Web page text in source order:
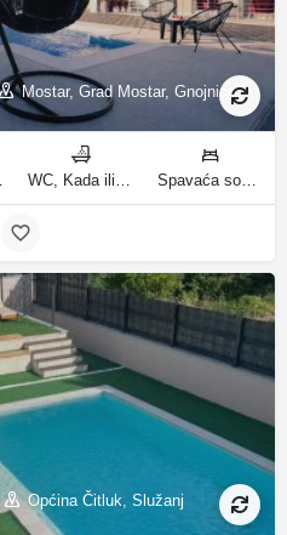
Mostar, Grad Mostar, Gnojnice
WC, Kada ili tuš kupatila Spavaća soba 1: 1 bračni krevet | Spavaća soba 2: 3 kreveta za jednu osobu | Dnevni boravak: 1 kauč na razvlačenje ležaja
Općina Čitluk, Služanj